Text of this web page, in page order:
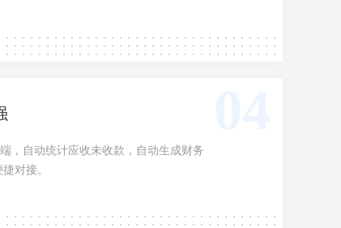
，自动统计应收未收款，自动生成财务
对接。
自动统计应收未收款，自动生成财务报
接。